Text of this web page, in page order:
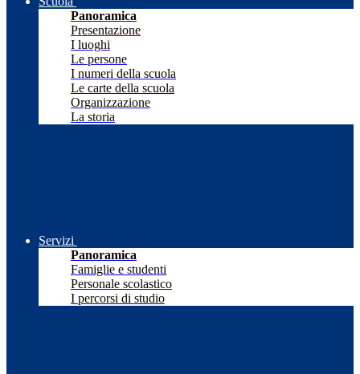
Panoramica
Presentazione
I luoghi
Le persone
I numeri della scuola
Le carte della scuola
Organizzazione
La storia
Servizi
Panoramica
Famiglie e studenti
Personale scolastico
I percorsi di studio